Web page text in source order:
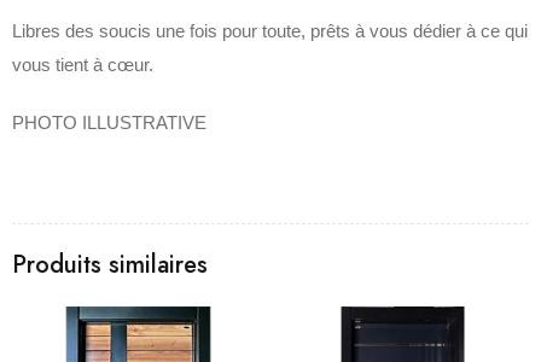
Libres des soucis une fois pour toute, prêts à vous dédier à ce qui
vous tient à cœur.
PHOTO ILLUSTRATIVE
Produits similaires